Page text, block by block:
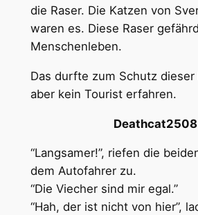
die Raser. Die Katzen von
waren es. Diese Raser
Menschenleben.
Das durfte zum Schutz
aber kein Tourist erfahren.
Deathcat2508
“Langsamer!”, riefen die
dem Autofahrer zu.
“Die Viecher sind mir egal.”
“Hah, der ist nicht von hier”,